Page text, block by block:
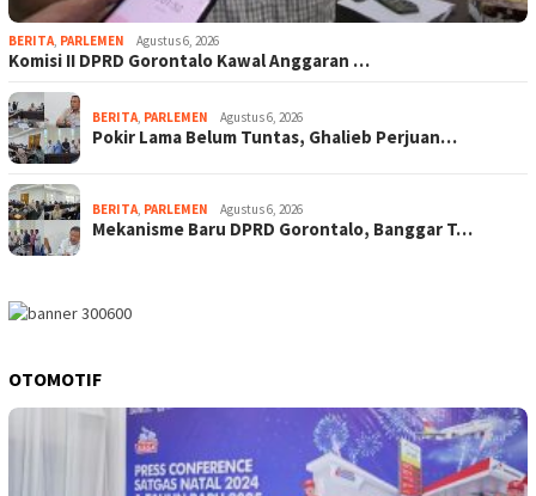
BERITA, PARLEMEN Agustus 6, 2026
Komisi II DPRD Gorontalo Kawal Anggaran …
BERITA, PARLEMEN Agustus 6, 2026
Pokir Lama Belum Tuntas, Ghalieb Perjuan…
BERITA, PARLEMEN Agustus 6, 2026
Mekanisme Baru DPRD Gorontalo, Banggar T…
OTOMOTIF